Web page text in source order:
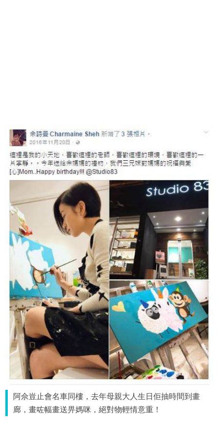
阿佘豈止會名車同樓，去年母親大人生日佢抽時間到畫
廊，畫咗幅畫送畀媽咪，絕對物輕情意重！